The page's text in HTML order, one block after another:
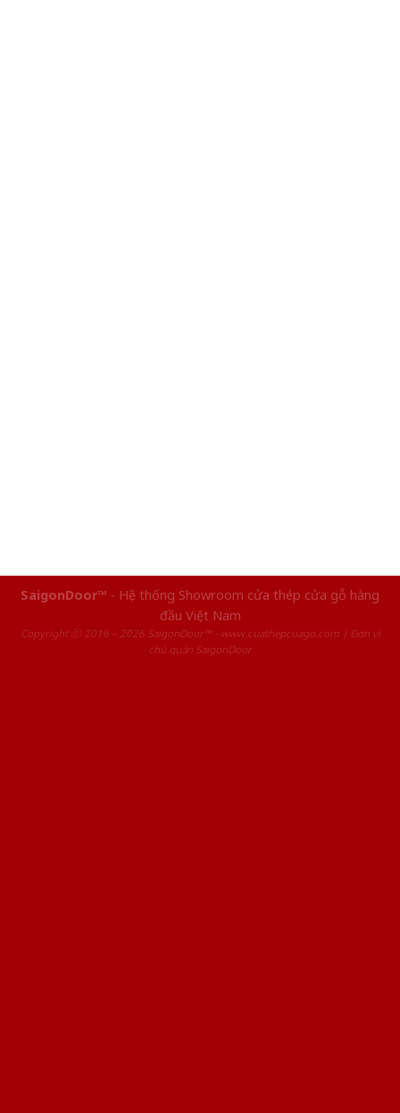
SaigonDoor™ - Hệ thống Showroom cửa thép cửa gỗ hàng
đầu Việt Nam
Copyright ⓒ 2016 – 2026 SaigonDoor™ - www.cuathepcuago.com | Đơn vị
chủ quản SaigonDoor